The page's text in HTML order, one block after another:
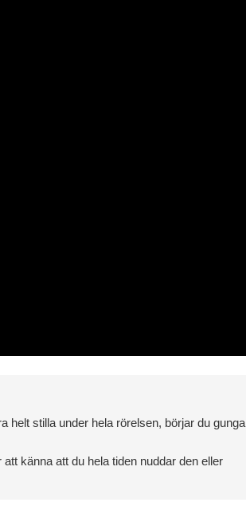
helt stilla under hela rörelsen, börjar du gunga
känna att du hela tiden nuddar den eller